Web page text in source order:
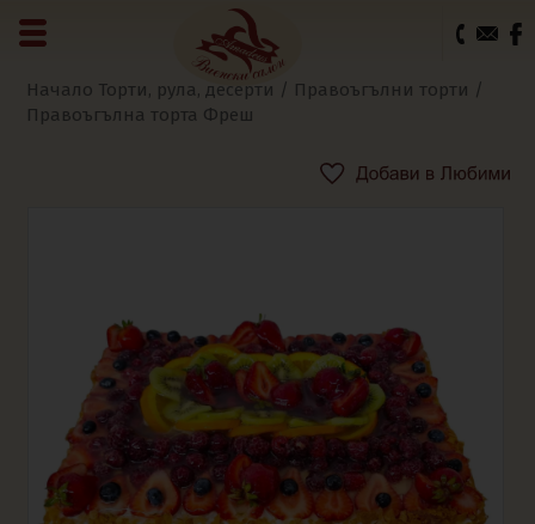
0
Начало Торти, рула, десерти / Правоъгълни торти /
Правоъгълна торта Фреш